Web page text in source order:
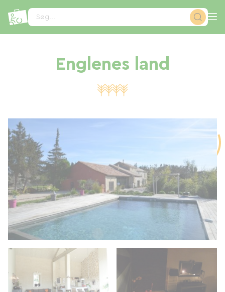
Søg...
Englenes land
CCookie-styringspanel